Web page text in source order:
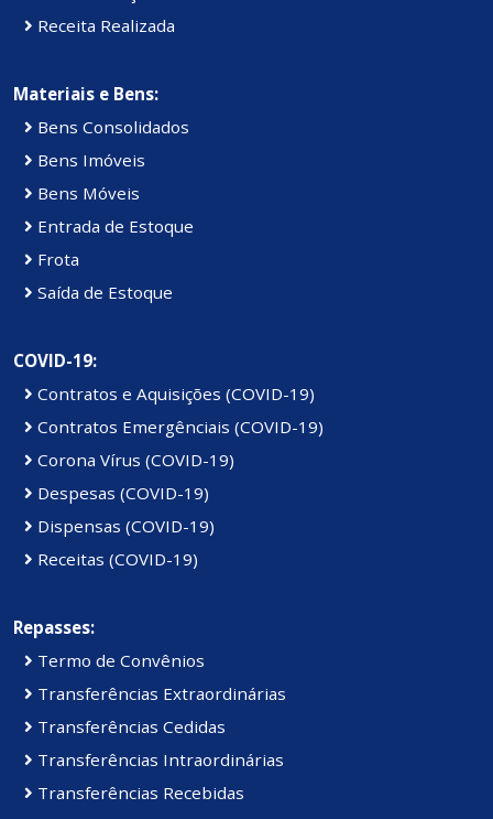
Receita Realizada
Materiais e Bens:
Bens Consolidados
Bens Imóveis
Bens Móveis
Entrada de Estoque
Frota
Saída de Estoque
COVID-19:
Contratos e Aquisições (COVID-19)
Contratos Emergênciais (COVID-19)
Corona Vírus (COVID-19)
Despesas (COVID-19)
Dispensas (COVID-19)
Receitas (COVID-19)
Repasses:
Termo de Convênios
Transferências Extraordinárias
Transferências Cedidas
Transferências Intraordinárias
Transferências Recebidas